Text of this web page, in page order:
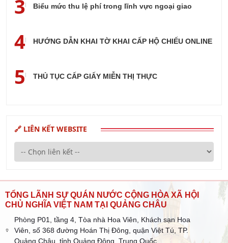
3 Biểu mức thu lệ phí trong lĩnh vực ngoại giao
4 HƯỚNG DẪN KHAI TỜ KHAI CẤP HỘ CHIẾU ONLINE
5 THỦ TỤC CẤP GIẤY MIỄN THỊ THỰC
🔗 LIÊN KẾT WEBSITE
TỔNG LÃNH SỰ QUÁN NƯỚC CỘNG HÒA XÃ HỘI
CHỦ NGHĨA VIỆT NAM TẠI QUẢNG CHÂU
Phòng P01, tầng 4, Tòa nhà Hoa Viên, Khách sạn Hoa
Viên, số 368 đường Hoán Thị Đông, quận Việt Tú, TP.
Quảng Châu, tỉnh Quảng Đông, Trung Quốc